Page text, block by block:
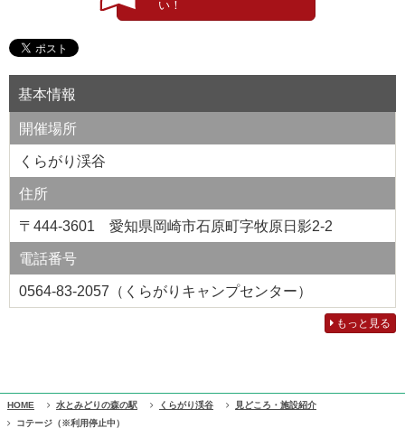
基本情報
開催場所
くらがり渓谷
住所
〒444-3601 愛知県岡崎市石原町字牧原日影2-2
電話番号
0564-83-2057（くらがりキャンプセンター）
もっと見る
HOME 水とみどりの森の駅 くらがり渓谷
見どころ・施設紹介
コテージ（※利用停止中）